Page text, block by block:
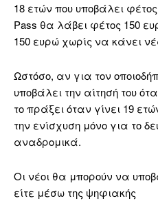
18 ετών που υποβάλει
Pass θα λάβει φέτος 150
150 ευρώ χωρίς να κάνει
Ωστόσο, αν για τον
υποβάλει την αίτησή του
το πράξει όταν γίνει 19
την ενίσχυση μόνο για το
αναδρομικά.
Οι νέοι θα μπορούν να
είτε μέσω της ψηφιακής